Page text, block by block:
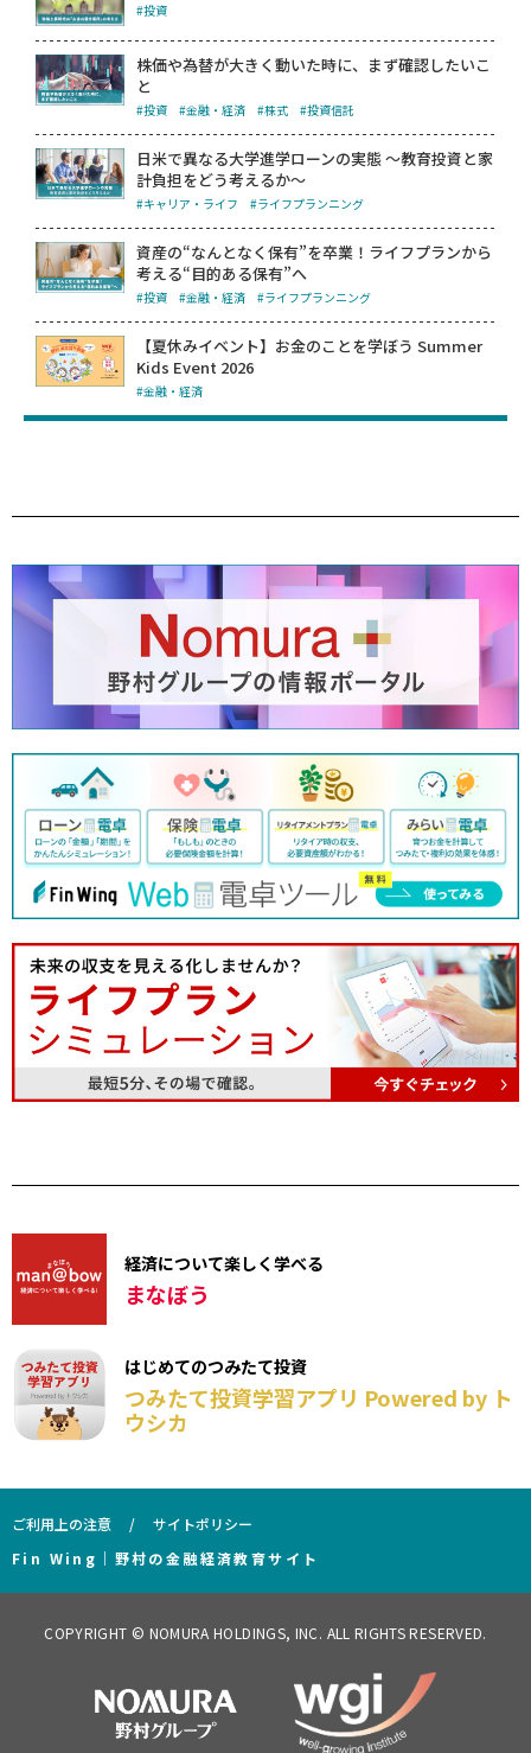
#投資
株価や為替が大きく動いた時に、まず確認したいこ
と
#投資 #金融・経済 #株式 #投資信託
日米で異なる大学進学ローンの実態 ～教育投資と家
計負担をどう考えるか～
#キャリア・ライフ #ライフプランニング
資産の“なんとなく保有”を卒業！ライフプランから
考える“目的ある保有”へ
#投資 #金融・経済 #ライフプランニング
【夏休みイベント】お金のことを学ぼう Summer
Kids Event 2026
#金融・経済
経済について楽しく学べる
まなぼう
はじめてのつみたて投資
つみたて投資学習アプリ Powered by ト
ウシカ
ご利用上の注意
サイトポリシー
Fin Wing｜野村の金融経済教育サイト
COPYRIGHT © NOMURA HOLDINGS, INC. ALL RIGHTS RESERVED.